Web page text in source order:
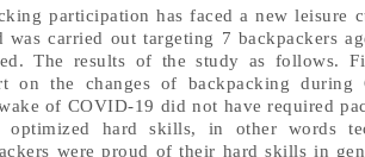
participation has faced a new leisure
carried out targeting 7 backpackers
The results of the study as follows.
on the changes of backpacking during
of COVID-19 did not have required
hard skills, in other words
were proud of their hard skills in